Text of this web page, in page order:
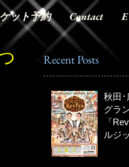
ット予約 Contact
秋田･
グラ
「
ルジ
Recent Posts